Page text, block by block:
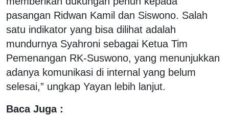
pasangan Ridwan Kamil dan Siswono. Salah
satu indikator yang bisa dilihat adalah
mundurnya Syahroni sebagai Ketua Tim
Pemenangan RK-Suswono, yang menunjukkan
adanya komunikasi di internal yang belum
selesai,” ungkap Yayan lebih lanjut.
Baca Juga :